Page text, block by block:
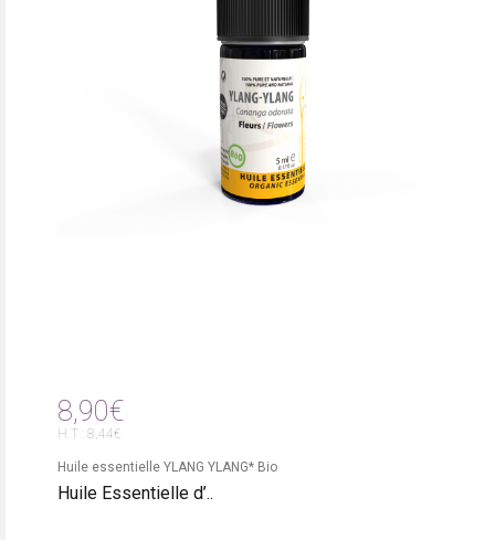
8,90€
H.T : 8,44€
Huile essentielle YLANG YLANG* Bio
Huile Essentielle d’..